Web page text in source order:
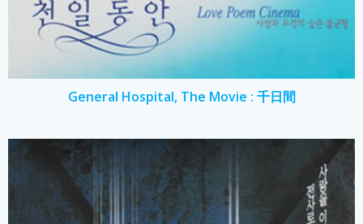
General Hospital, The Movie : 千日間